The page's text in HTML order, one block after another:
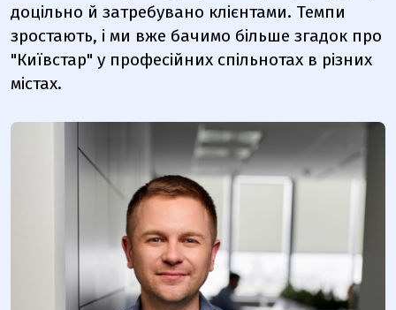
доцільно й затребувано клієнтами. Темпи
зростають, і ми вже бачимо більше згадок про
"Київстар" у професійних спільнотах в різних
містах.